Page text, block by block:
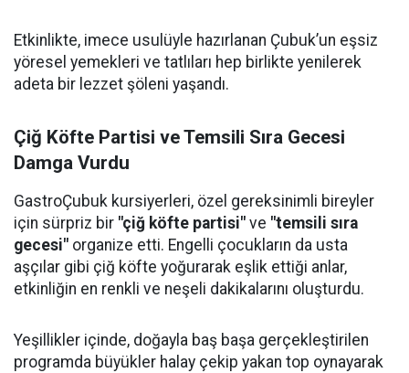
Etkinlikte, imece usulüyle hazırlanan Çubuk’un eşsiz
yöresel yemekleri ve tatlıları hep birlikte yenilerek
adeta bir lezzet şöleni yaşandı.
Çiğ Köfte Partisi ve Temsili Sıra Gecesi
Damga Vurdu
GastroÇubuk kursiyerleri, özel gereksinimli bireyler
için sürpriz bir "çiğ köfte partisi" ve "temsili sıra
gecesi" organize etti. Engelli çocukların da usta
aşçılar gibi çiğ köfte yoğurarak eşlik ettiği anlar,
etkinliğin en renkli ve neşeli dakikalarını oluşturdu.
Yeşillikler içinde, doğayla baş başa gerçekleştirilen
programda büyükler halay çekip yakan top oynayarak